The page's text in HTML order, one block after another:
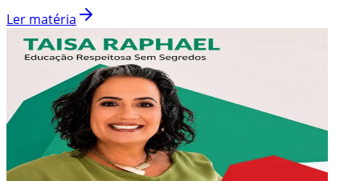
Ler matéria